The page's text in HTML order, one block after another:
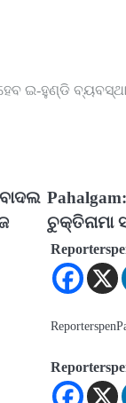
ଇ-ହୁଣ୍ଡି ବ୍ୟବସ୍ଥା
ଚୁକ୍ତିନାମା